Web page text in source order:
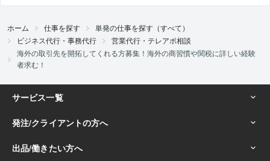
ホーム 仕事を探す
単発の仕事を探す（すべて）
ビジネス代行・事務代行
営業代行・テレアポ相談
海外の取引先を開拓してくれる方募集！海外の商習慣や関税に詳しい経験
者求む！